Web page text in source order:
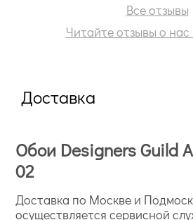
Все отзывы
Читайте отзывы о
Доставка
Обои Designers Guild
02
Доставка по Москве и
осуществляется сервисной